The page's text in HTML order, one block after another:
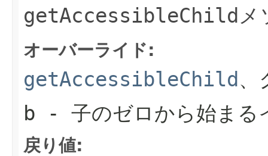
getAccessibleChild メ
オーバーライド:
getAccessibleChild、
b - 子のゼロから始まる
戻り値: